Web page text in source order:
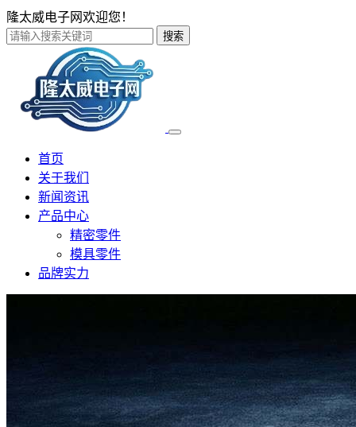
隆太威电子网欢迎您！
搜索
首页
关于我们
新闻资讯
产品中心
精密零件
模具零件
品牌实力